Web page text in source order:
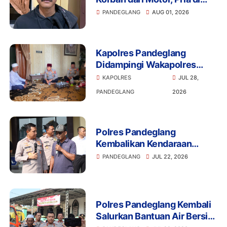
Pandeglang Diciduk Polisi
PANDEGLANG AUG 01, 2026
Kapolres Pandeglang
Didampingi Wakapolres
Gelar Silaturahmi ke
Kediaman Abuya Murtadho
KAPOLRES
PANDEGLANG
JUL 28,
2026
Polres Pandeglang
Kembalikan Kendaraan
Korban Curanmor, Bukti
PANDEGLANG JUL 22, 2026
Polres Pandeglang Kembali
Salurkan Bantuan Air Bersih